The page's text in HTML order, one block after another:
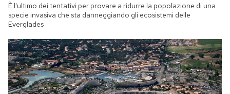
È l'ultimo dei tentativi per provare a ridurre la popolazione di una
specie invasiva che sta danneggiando gli ecosistemi delle
Everglades